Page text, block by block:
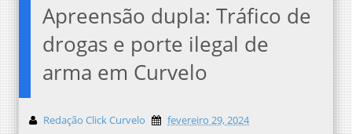
Apreensão dupla: Tráfico de
drogas e porte ilegal de
arma em Curvelo
Redação Click Curvelo fevereiro 29, 2024